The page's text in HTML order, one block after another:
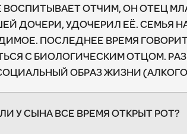
ВОСПИТЫВАЕТ ОТЧИМ, ОН ОТЕЦ
ДОЧЕРИ, УДОЧЕРИЛ ЕЁ. СЕМЬЯ
ПОСЛЕДНЕЕ ВРЕМЯ
С БИОЛОГИЧЕСКИМ ОТЦОМ.
ОБРАЗ ЖИЗНИ
У СЫНА ВСЕ ВРЕМЯ ОТКРЫТ РОТ?